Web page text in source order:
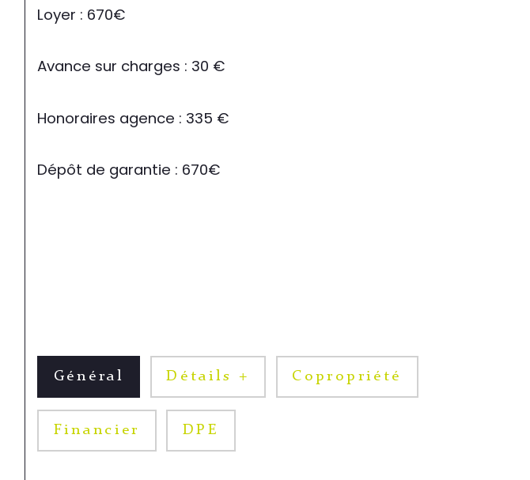
Loyer : 670€
Avance sur charges : 30 €
Honoraires agence : 335 €
Dépôt de garantie : 670€
Général Détails + Copropriété
Financier DPE